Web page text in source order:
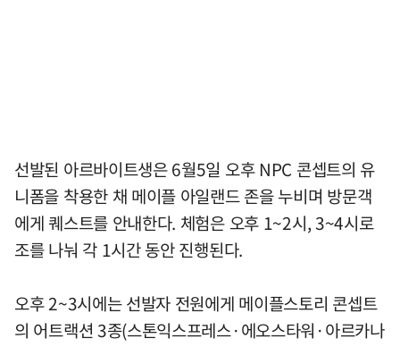
선발된 아르바이트생은 6월5일 오후 NPC 콘셉트의 유
니폼을 착용한 채 메이플 아일랜드 존을 누비며 방문객
에게 퀘스트를 안내한다. 체험은 오후 1~2시, 3~4시로
조를 나눠 각 1시간 동안 진행된다.
오후 2~3시에는 선발자 전원에게 메이플스토리 콘셉트
의 어트랙션 3종(스톤익스프레스·에오스타워·아르카나